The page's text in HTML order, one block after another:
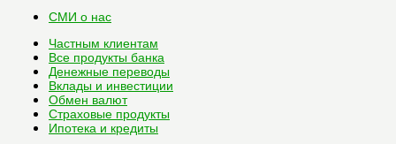
СМИ о нас
Частным клиентам
Все продукты банка
Денежные переводы
Вклады и инвестиции
Обмен валют
Страховые продукты
Ипотека и кредиты